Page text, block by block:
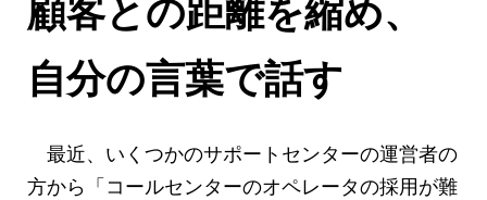
自分の言葉で話す
最近、いくつかのサポートセンターの運営者の
方から「コールセンターのオペレータの採用が難